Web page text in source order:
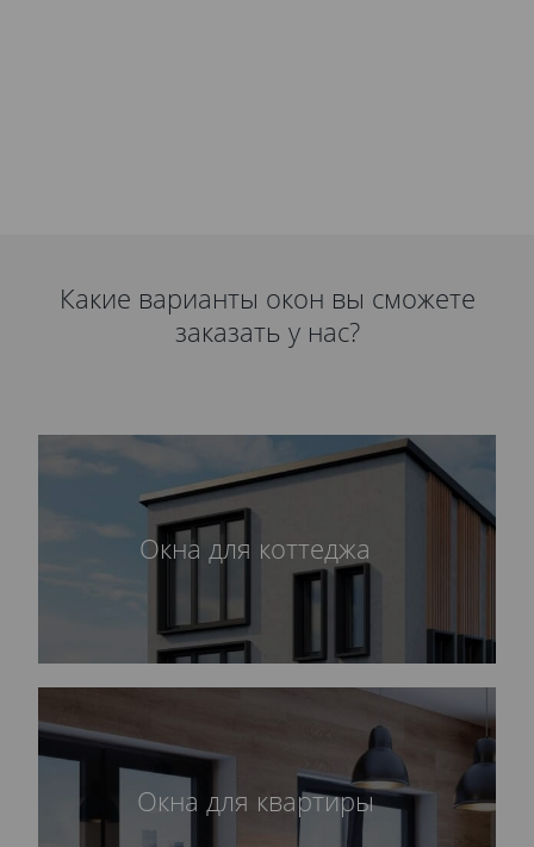
Какие варианты окон вы сможете
заказать у нас?
Окна для коттеджа
Окна для квартиры